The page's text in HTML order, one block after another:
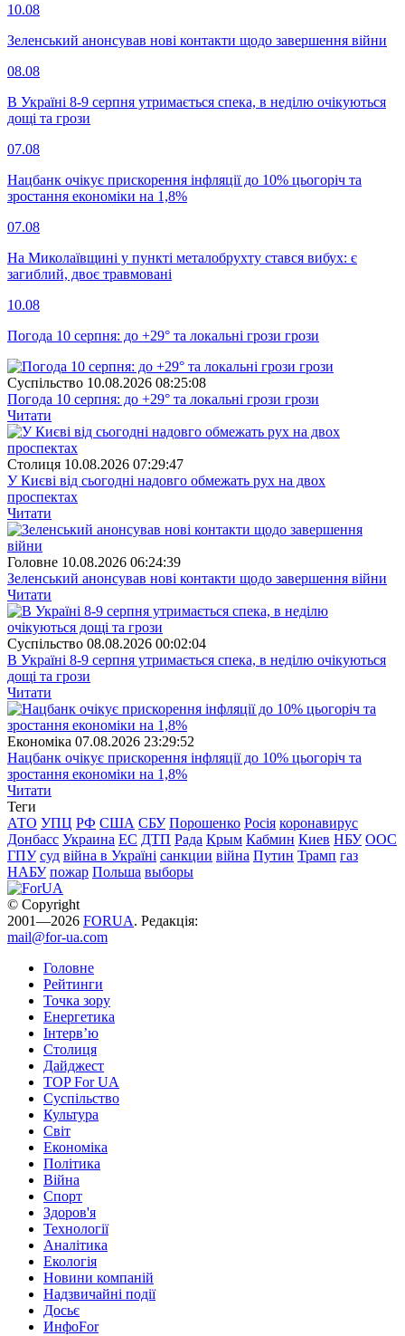
10.08
Зеленський анонсував нові контакти щодо завершення війни
08.08
В Україні 8-9 серпня утримається спека, в неділю очікуються
дощі та грози
07.08
Нацбанк очікує прискорення інфляції до 10% цьогоріч та
зростання економіки на 1,8%
07.08
На Миколаївщині у пункті металобрухту стався вибух: є
загиблий, двоє травмовані
10.08
Погода 10 серпня: до +29° та локальні грози грози
Суспiльство 10.08.2026 08:25:08
Погода 10 серпня: до +29° та локальні грози грози
Читати
Столиця 10.08.2026 07:29:47
У Києві від сьогодні надовго обмежать рух на двох
проспектах
Читати
Головне 10.08.2026 06:24:39
Зеленський анонсував нові контакти щодо завершення війни
Читати
Суспiльство 08.08.2026 00:02:04
В Україні 8-9 серпня утримається спека, в неділю очікуються
дощі та грози
Читати
Економіка 07.08.2026 23:29:52
Нацбанк очікує прискорення інфляції до 10% цьогоріч та
зростання економіки на 1,8%
Читати
Теги
АТО УПЦ РФ США СБУ Порошенко Росія коронавирус
Донбасс Украина ЕС ДТП Рада Крым Кабмин Киев НБУ ООС
ГПУ суд війна в Україні санкции війна Путин Трамп газ
НАБУ пожар Польша выборы
© Copyright
2001—2026 FORUA. Редакція:
mail@for-ua.com
Головне
Рейтинги
Точка зору
Енергетика
Інтерв’ю
Столиця
Дайджест
TOP For UA
Суспiльство
Культура
Світ
Економіка
Політика
Війна
Спорт
Здоров'я
Технології
Аналітика
Екологія
Новини компаній
Надзвичайні події
Досьє
ИнфоFor